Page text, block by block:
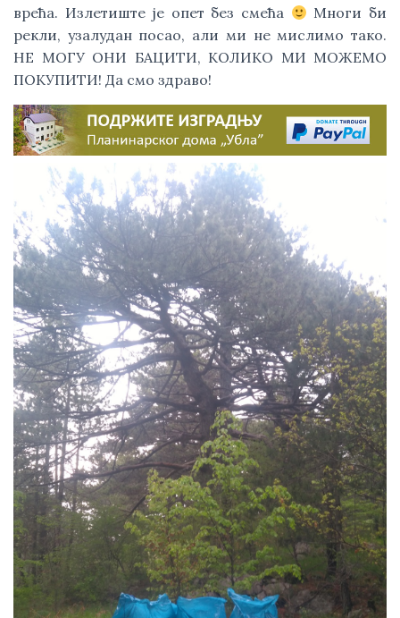
врећа. Излетиште је опет без смећа
Многи би
рекли, узалудан посао, али ми не мислимо тако.
НЕ МОГУ ОНИ БАЦИТИ, КОЛИКО МИ МОЖЕМО
ПОКУПИТИ! Да смо здраво!